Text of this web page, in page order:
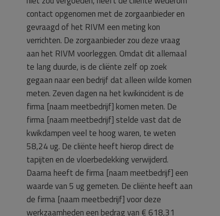
contact opgenomen met de zorgaanbieder en
gevraagd of het RIVM een meting kon
verrichten. De zorgaanbieder zou deze vraag
aan het RIVM voorleggen. Omdat dit allemaal
te lang duurde, is de cliënte zelf op zoek
gegaan naar een bedrijf dat alleen wilde komen
meten. Zeven dagen na het kwikincident is de
firma [naam meetbedrijf] komen meten. De
firma [naam meetbedrijf] stelde vast dat de
kwikdampen veel te hoog waren, te weten
58,24 ug. De cliënte heeft hierop direct de
tapijten en de vloerbedekking verwijderd.
Daarna heeft de firma [naam meetbedrijf] een
waarde van 5 ug gemeten. De cliënte heeft aan
de firma [naam meetbedrijf] voor deze
werkzaamheden een bedrag van € 618,31